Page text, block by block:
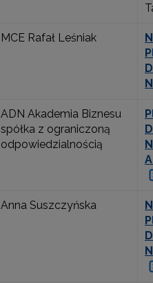
MCE Rafał Leśniak
ADN Akademia Biznesu
spółka z ograniczoną
odpowiedzialnością
Anna Suszczyńska